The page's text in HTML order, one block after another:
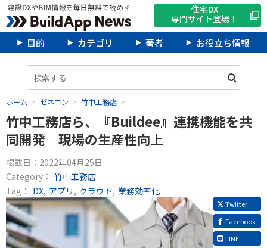
住宅DX
専門サイト登場！
目的 カテゴリ 著者 お役立ち情報
ホーム ゼネコン 竹中工務店
竹中工務店ら、『Buildee』連携機能を共
同開発｜現場の生産性向上
掲載日： 2022年04月25日
Category： 竹中工務店
Tag： DX アプリ クラウド 業務効率化
Twitter
Facebook
LINE